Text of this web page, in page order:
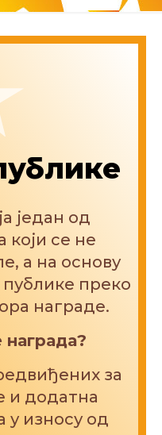
један од
који се не
а на основу
публике преко
награде.
за
и додатна
у износу од